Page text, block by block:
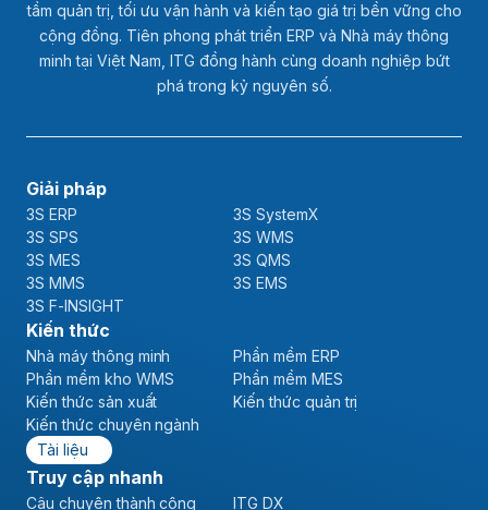
tầm quản trị, tối ưu vận hành và kiến tạo giá trị bền vững cho
cộng đồng. Tiên phong phát triển ERP và Nhà máy thông
minh tại Việt Nam, ITG đồng hành cùng doanh nghiệp bứt
phá trong kỷ nguyên số.
Giải pháp
3S ERP
3S SystemX
3S SPS
3S WMS
3S MES
3S QMS
3S MMS
3S EMS
3S F-INSIGHT
Kiến thức
Nhà máy thông minh
Phần mềm ERP
Phần mềm kho WMS
Phần mềm MES
Kiến thức sản xuất
Kiến thức quản trị
Kiến thức chuyên ngành
Tài liệu
Truy cập nhanh
Câu chuyện thành công
ITG DX